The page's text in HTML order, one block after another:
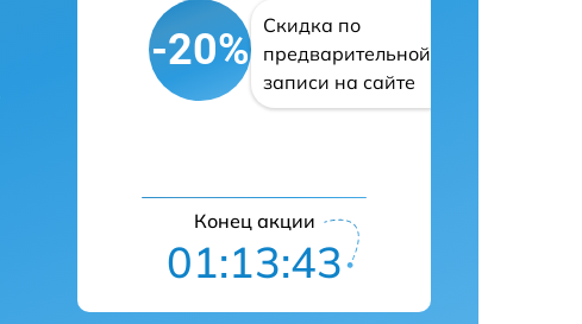
-20%
Скидка по
предварительной
записи на сайте
Конец акции
01:13:42